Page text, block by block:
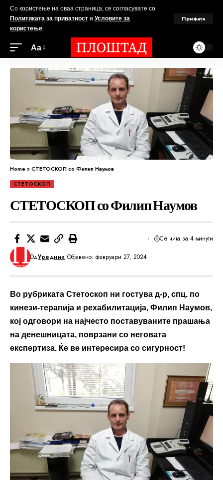
Со користење на оваа страница, се согласувате со
Политиката за приватност и Условите за
користење.
Прифати
Аа
Home»СТЕТОСКОП со Филип Наумов
СТЕТОСКОП
СТЕТОСКОП со Филип Наумов
ОдУредник Објавено: февруари 27, 2024
Се чита за 4 минути
Во рубриката Стетоскоп ни гостува д-р, спц. по
кинези-терапија и рехабилитација, Филип Наумов,
кој одговори на најчесто поставуваните прашања
на денешницата, поврзани со неговата
експертиза. Ќе ве интересира со сигурност!